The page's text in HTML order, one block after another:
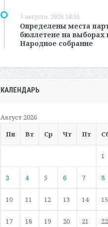
7 августа, 2026 18:51
Определены места
бюллетене на выборах
Народное собрание
КАЛЕНДАРЬ
Август 2026
Пн
Вт Ср Чт Пт
1
3 4 5 6 7 8
10 11 12 13 14 15
17 18 19 20 21 22